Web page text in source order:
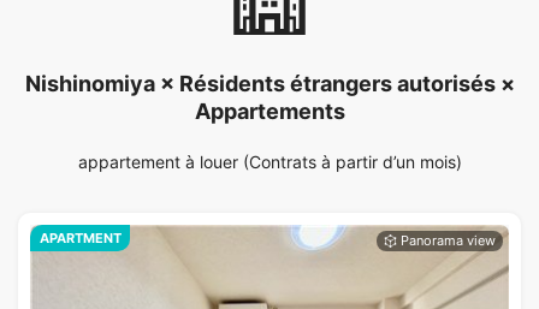
Nishinomiya × Résidents étrangers autorisés ×
Appartements
appartement à louer (Contrats à partir d’un mois)
APARTMENT